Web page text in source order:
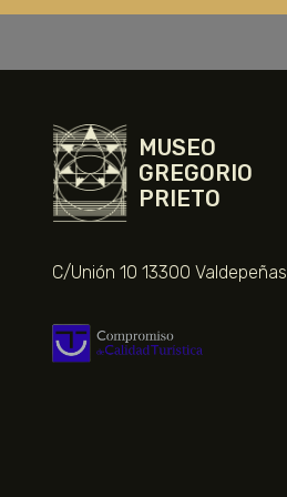
MUSEO
GREGORIO
PRIETO
C/Unión 10 13300 Valdepeñas